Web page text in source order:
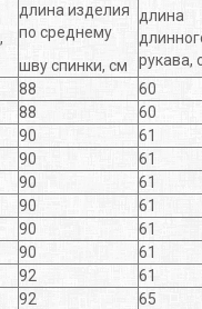
длина изделия
по среднему
шву спинки, см
длина
рукава,
88
60
88
60
90
61
90
61
90
61
90
61
90
61
90
61
92
61
92
65